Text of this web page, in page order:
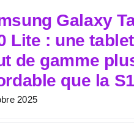
Galaxy
Lite : une
de gamme
que la
2025